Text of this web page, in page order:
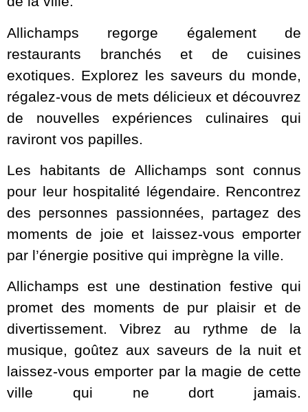
Allichamps regorge également de
restaurants branchés et de cuisines
exotiques. Explorez les saveurs du monde,
régalez-vous de mets délicieux et découvrez
de nouvelles expériences culinaires qui
raviront vos papilles.
Les habitants de Allichamps sont connus
pour leur hospitalité légendaire. Rencontrez
des personnes passionnées, partagez des
moments de joie et laissez-vous emporter
par l’énergie positive qui imprègne la ville.
Allichamps est une destination festive qui
promet des moments de pur plaisir et de
divertissement. Vibrez au rythme de la
musique, goûtez aux saveurs de la nuit et
laissez-vous emporter par la magie de cette
ville qui ne dort jamais.